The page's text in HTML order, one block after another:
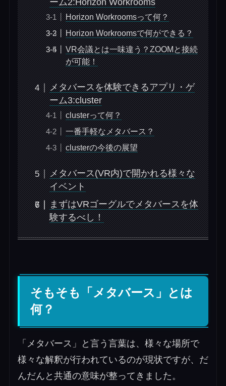
ーム2:Horizon Workrooms
Horizon Workroomsって何？
Horizon Workroomsで何ができる？
VR会議とは一味違う？ZOOMと接続
が可能！
メタバースを体験できるアプリ・ゲ
ーム3:cluster
clusterって何？
一番手軽なメタバース？
clusterの今後の展望
メタバース(VR内)で開かれる様々な
イベント
まずはVRゴーグルでメタバースを体
験するべし！
そもそも「メタバース」とは
何？
「メタバース」と言う言葉は、様々な場所で
様々な解釈が行われているのが現状ですが、だ
んだんと共通の意味が整ってきました。